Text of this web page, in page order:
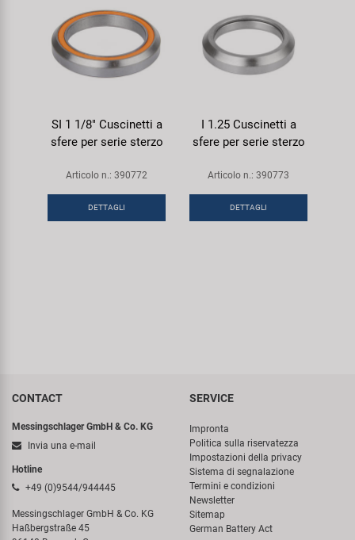
SI 1 1/8" Cuscinetti a
sfere per serie sterzo
Articolo n.: 390772
DETTAGLI
I 1.25 Cuscinetti a
sfere per serie sterzo
Articolo n.: 390773
DETTAGLI
CONTACT
Messingschlager GmbH & Co. KG
Invia una e-mail
Hotline
+49 (0)9544/944445
Messingschlager GmbH & Co. KG
Haßbergstraße 45
SERVICE
Impronta
Politica sulla riservatezza
Impostazioni della privacy
Sistema di segnalazione
Termini e condizioni
Newsletter
Sitemap
German Battery Act